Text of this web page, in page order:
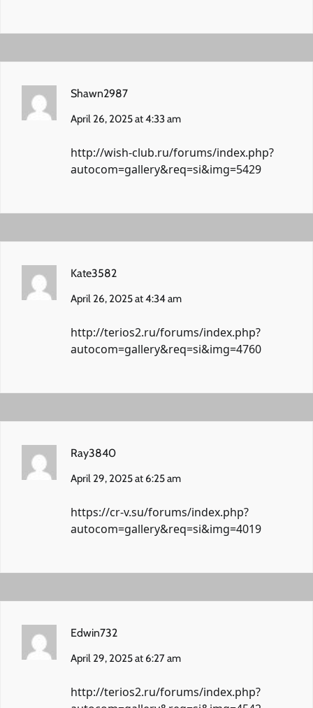
Shawn2987
April 26, 2025 at 4:33 am
http://wish-club.ru/forums/index.php?
autocom=gallery&req=si&img=5429
Kate3582
April 26, 2025 at 4:34 am
http://terios2.ru/forums/index.php?
autocom=gallery&req=si&img=4760
Ray3840
April 29, 2025 at 6:25 am
https://cr-v.su/forums/index.php?
autocom=gallery&req=si&img=4019
Edwin732
April 29, 2025 at 6:27 am
http://terios2.ru/forums/index.php?